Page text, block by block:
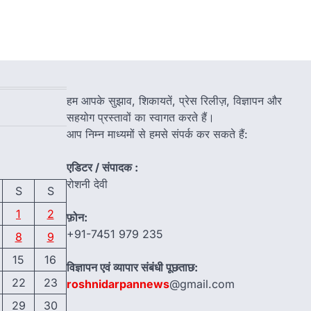
S
S
1
2
8
9
15
16
22
23
29
30
हम आपके सुझाव, शिकायतें, प्रेस रिलीज़, विज्ञापन और
सहयोग प्रस्तावों का स्वागत करते हैं।
आप निम्न माध्यमों से हमसे संपर्क कर सकते हैं:
एडिटर / संपादक :
रोशनी देवी
फ़ोन:
+91-7451 979 235
विज्ञापन एवं व्यापार संबंधी पूछताछ:
roshnidarpannews@gmail.com